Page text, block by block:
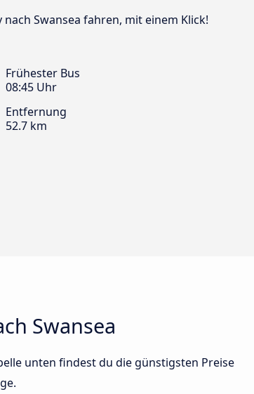
Swansea fahren, mit einem Klick!
Frühester Bus
08:45 Uhr
Entfernung
52.7 km
Swansea
unten findest du die günstigsten Preise